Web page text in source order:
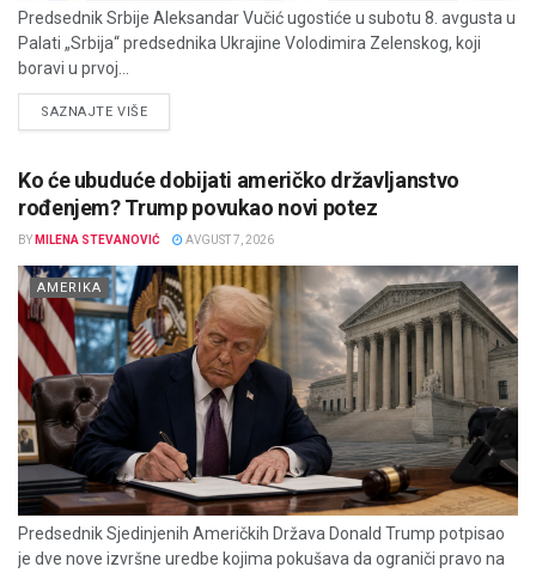
Predsednik Srbije Aleksandar Vučić ugostiće u subotu 8. avgusta u
Palati „Srbija“ predsednika Ukrajine Volodimira Zelenskog, koji
boravi u prvoj...
SAZNAJTE VIŠEDETAILS
Ko će ubuduće dobijati američko državljanstvo
rođenjem? Trump povukao novi potez
BY MILENA STEVANOVIĆ AVGUST 7, 2026
AMERIKA
Predsednik Sjedinjenih Američkih Država Donald Trump potpisao
je dve nove izvršne uredbe kojima pokušava da ograniči pravo na